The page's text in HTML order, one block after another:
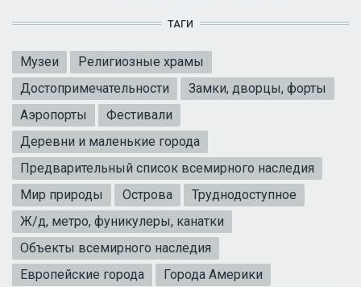
ТАГИ
Музеи
Религиозные храмы
Достопримечательности
Замки, дворцы, форты
Аэропорты
Фестивали
Деревни и маленькие города
Предварительный список всемирного наследия
Мир природы
Острова
Труднодоступное
Ж/д, метро, фуникулеры, канатки
Объекты всемирного наследия
Европейские города
Города Америки